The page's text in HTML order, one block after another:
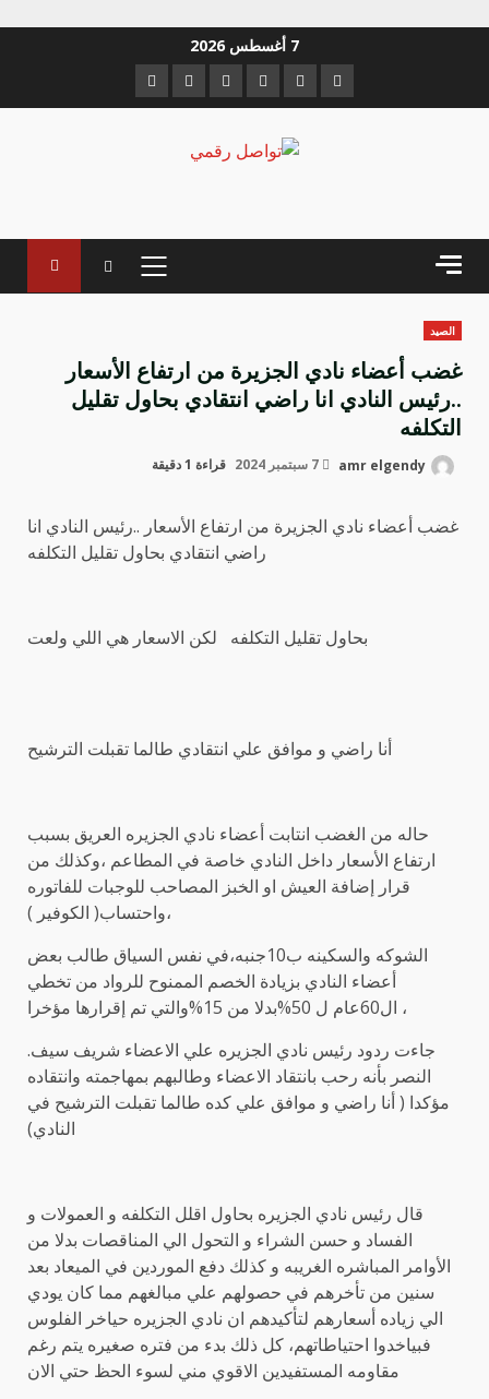
7 أغسطس 2026
Facebook
Twitter
Linkedin
VK
Youtube
Instagram
القائمة
الرئيسية
الصيد
غضب أعضاء نادي الجزيرة من ارتفاع الأسعار
..رئيس النادي انا راضي انتقادي بحاول تقليل
التكلفه
قراءة 1 دقيقة
غضب أعضاء نادي الجزيرة من ارتفاع الأسعار ..رئيس النادي انا
راضي انتقادي بحاول تقليل التكلفه
بحاول تقليل التكلفه لكن الاسعار هي اللي ولعت
أنا راضي و موافق علي انتقادي طالما تقبلت الترشيح
حاله من الغضب انتابت أعضاء نادي الجزيره العريق بسبب
ارتفاع الأسعار داخل النادي خاصة في المطاعم ،وكذلك من
قرار إضافة العيش او الخبز المصاحب للوجبات للفاتوره
،واحتساب( الكوفير )
الشوكه والسكينه ب10جنبه،في نفس السياق طالب بعض
أعضاء النادي بزيادة الخصم الممنوح للرواد من تخطي
ال60عام ل 50%بدلا من 15%والتي تم إقرارها مؤخرا ،
.جاءت ردود رئيس نادي الجزيره علي الاعضاء شريف سيف
النصر بأنه رحب بانتقاد الاعضاء وطالبهم بمهاجمته وانتقاده
مؤكدا ( أنا راضي و موافق علي كده طالما تقبلت الترشيح في
النادي)
قال رئيس نادي الجزيره بحاول اقلل التكلفه و العمولات و
الفساد و حسن الشراء و التحول الي المناقصات بدلا من
الأوامر المباشره الغريبه و كذلك دفع الموردين في الميعاد بعد
سنين من تأخرهم في حصولهم علي مبالغهم مما كان يودي
الي زياده أسعارهم لتأكيدهم ان نادي الجزيره حياخر الفلوس
فبياخدوا احتياطاتهم، كل ذلك بدء من فتره صغيره يتم رغم
مقاومه المستفيدين الاقوي مني لسوء الحظ حتي الان